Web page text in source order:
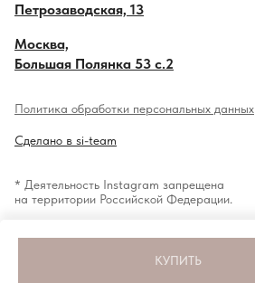
КУПИТЬ
Политика обработки персональных данных
Сделано в si-team
* Деятельность Instagram запрещена
на территории Российской Федерации.
Москва,
Большая Полянка 53 с.2
Петрозаводская, 13